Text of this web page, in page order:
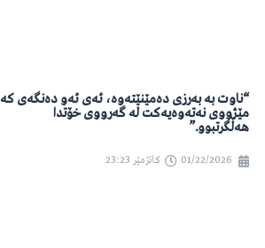
“ناوت بە بەرزی دەمێنێتەوە، ئەی ئەو دەنگەی کە
مێژووی نەتەوەیەکت لە گەرووی خۆتدا
هەڵگرتبوو.”
01/22/2026 کاتژمێر 23:23